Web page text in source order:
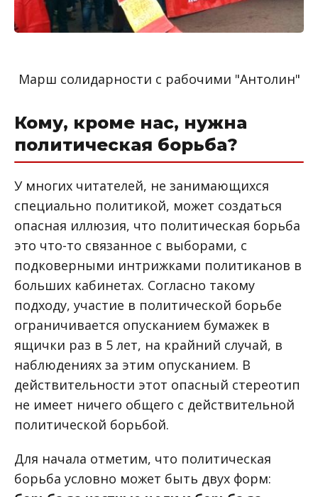
Марш солидарности с рабочими "Антолин"
Кому, кроме нас, нужна
политическая борьба?
У многих читателей, не занимающихся
специально политикой, может создаться
опасная иллюзия, что политическая борьба
это что-то связанное с выборами, с
подковерными интрижками политиканов в
больших кабинетах. Согласно такому
подходу, участие в политической борьбе
ограничивается опусканием бумажек в
ящички раз в 5 лет, на крайний случай, в
наблюдениях за этим опусканием. В
действительности этот опасный стереотип
не имеет ничего общего с действительной
политической борьбой.
Для начала отметим, что политическая
борьба условно может быть двух форм: